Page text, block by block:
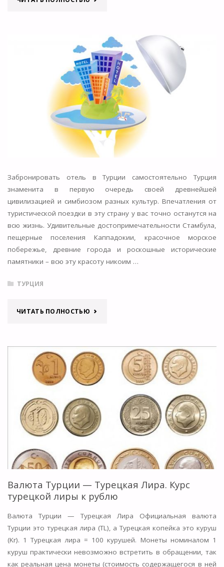
НАЧИНАЕТСЯ
СТРОИТЕЛЬСТВО
ПРОЕКТА"
Забронировать отель в Турции самостоятельно Турция
знаменита в первую очередь своей древнейшей
цивилизацией и симбиозом разных культур. Впечатления от
туристической поездки в эту страну у вас точно останутся на
всю жизнь. Удивительные достопримечательности Стамбула,
пещерные поселения Каппадокии, красочное морское
побережье, древние города и роскошные исторические
памятники – всю эту красоту никоим …
ТУРЦИЯ
ЧИТАТЬ ПОЛНОСТЬЮ""
Валюта Турции — Турецкая Лира. Курс
турецкой лиры к рублю
Валюта Турции — Турецкая Лира Официальная валюта
Турции это турецкая лира (TL), а Турецкая копейка это куруш
(Kr). 1 Турецкая лира = 100 курушей. Монеты номиналом 1
куруш практически невозможно встретить в обращении, так
как реальная цена монеты (стоимость содержащегося в ней